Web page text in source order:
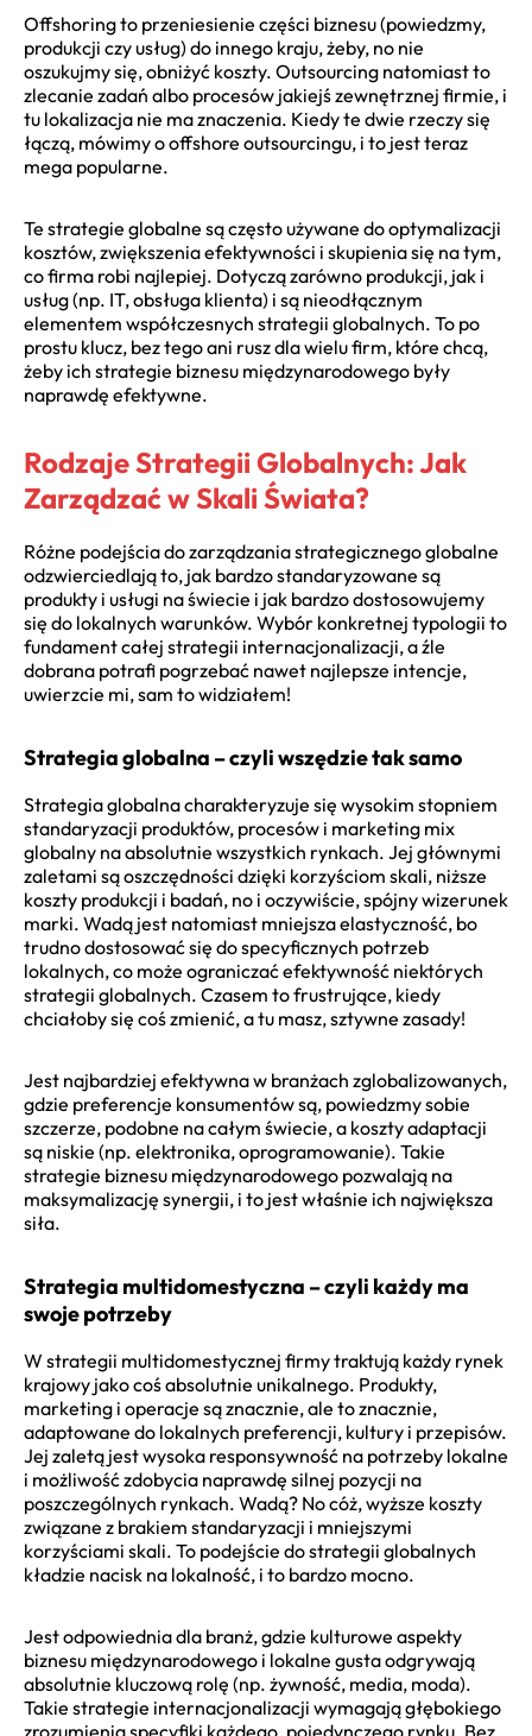
Offshoring to przeniesienie części biznesu (powiedzmy,
produkcji czy usług) do innego kraju, żeby, no nie
oszukujmy się, obniżyć koszty. Outsourcing natomiast to
zlecanie zadań albo procesów jakiejś zewnętrznej firmie, i
tu lokalizacja nie ma znaczenia. Kiedy te dwie rzeczy się
łączą, mówimy o offshore outsourcingu, i to jest teraz
mega popularne.
Te strategie globalne są często używane do optymalizacji
kosztów, zwiększenia efektywności i skupienia się na tym,
co firma robi najlepiej. Dotyczą zarówno produkcji, jak i
usług (np. IT, obsługa klienta) i są nieodłącznym
elementem współczesnych strategii globalnych. To po
prostu klucz, bez tego ani rusz dla wielu firm, które chcą,
żeby ich strategie biznesu międzynarodowego były
naprawdę efektywne.
Rodzaje Strategii Globalnych: Jak
Zarządzać w Skali Świata?
Różne podejścia do zarządzania strategicznego globalne
odzwierciedlają to, jak bardzo standaryzowane są
produkty i usługi na świecie i jak bardzo dostosowujemy
się do lokalnych warunków. Wybór konkretnej typologii to
fundament całej strategii internacjonalizacji, a źle
dobrana potrafi pogrzebać nawet najlepsze intencje,
uwierzcie mi, sam to widziałem!
Strategia globalna – czyli wszędzie tak samo
Strategia globalna charakteryzuje się wysokim stopniem
standaryzacji produktów, procesów i marketing mix
globalny na absolutnie wszystkich rynkach. Jej głównymi
zaletami są oszczędności dzięki korzyściom skali, niższe
koszty produkcji i badań, no i oczywiście, spójny wizerunek
marki. Wadą jest natomiast mniejsza elastyczność, bo
trudno dostosować się do specyficznych potrzeb
lokalnych, co może ograniczać efektywność niektórych
strategii globalnych. Czasem to frustrujące, kiedy
chciałoby się coś zmienić, a tu masz, sztywne zasady!
Jest najbardziej efektywna w branżach zglobalizowanych,
gdzie preferencje konsumentów są, powiedzmy sobie
szczerze, podobne na całym świecie, a koszty adaptacji
są niskie (np. elektronika, oprogramowanie). Takie
strategie biznesu międzynarodowego pozwalają na
maksymalizację synergii, i to jest właśnie ich największa
siła.
Strategia multidomestyczna – czyli każdy ma
swoje potrzeby
W strategii multidomestycznej firmy traktują każdy rynek
krajowy jako coś absolutnie unikalnego. Produkty,
marketing i operacje są znacznie, ale to znacznie,
adaptowane do lokalnych preferencji, kultury i przepisów.
Jej zaletą jest wysoka responsywność na potrzeby lokalne
i możliwość zdobycia naprawdę silnej pozycji na
poszczególnych rynkach. Wadą? No cóż, wyższe koszty
związane z brakiem standaryzacji i mniejszymi
korzyściami skali. To podejście do strategii globalnych
kładzie nacisk na lokalność, i to bardzo mocno.
Jest odpowiednia dla branż, gdzie kulturowe aspekty
biznesu międzynarodowego i lokalne gusta odgrywają
absolutnie kluczową rolę (np. żywność, media, moda).
Takie strategie internacjonalizacji wymagają głębokiego
zrozumienia specyfiki każdego, pojedynczego rynku. Bez